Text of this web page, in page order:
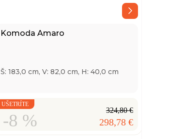
Komoda Amaro
Š: 183,0 cm, V: 82,0 cm, H: 40,0 cm
UŠETRÍTE
-8 %
324,80 €
298,78 €